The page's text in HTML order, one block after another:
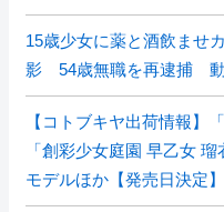
15歳少女に薬と酒飲ませ
影 54歳無職を再逮捕 動
【コトブキヤ出荷情報】
「創彩少女庭園 早乙女
モデルほか【発売日決定】